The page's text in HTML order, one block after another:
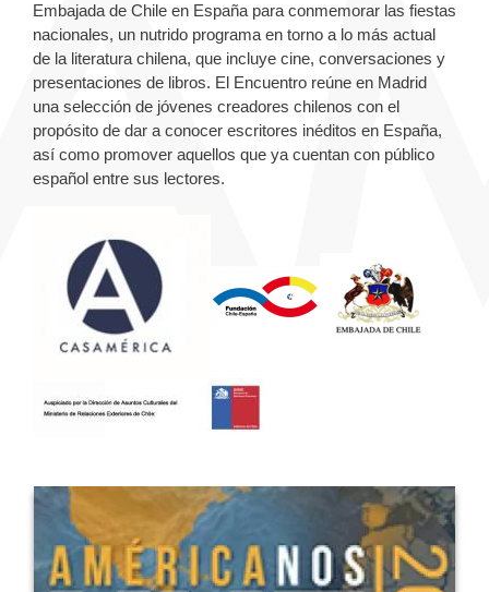
Embajada de Chile en España para conmemorar las fiestas
nacionales, un nutrido programa en torno a lo más actual
de la literatura chilena, que incluye cine, conversaciones y
presentaciones de libros. El Encuentro reúne en Madrid
una selección de jóvenes creadores chilenos con el
propósito de dar a conocer escritores inéditos en España,
así como promover aquellos que ya cuentan con público
español entre sus lectores.